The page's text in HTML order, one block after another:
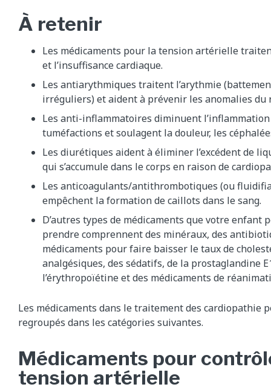
À retenir
Les médicaments pour la tension artérielle
et l’insuffisance cardiaque.
Les antiarythmiques traitent l’arythmie
irréguliers) et aident à prévenir les anomalies du
Les anti-inflammatoires diminuent
tuméfactions et soulagent la douleur, les
Les diurétiques aident à éliminer l’excédent de
qui s’accumule dans le corps en raison de
Les anticoagulants/antithrombotiques (ou
empêchent la formation de caillots dans le sang.
D’autres types de médicaments que votre enfant
prendre comprennent des minéraux, des
médicaments pour faire baisser le taux de
analgésiques, des sédatifs, de la prostaglandine
l’érythropoïétine et des médicaments de
Les médicaments dans le traitement des cardiopathie
regroupés dans les catégories suivantes.
Médicaments pour
tension artérielle